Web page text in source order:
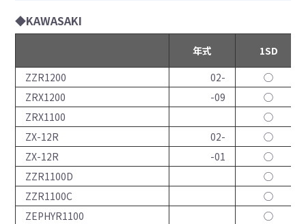
◆KAWASAKI
年式
1SD
ZZR1200
02-
◯
ZRX1200
-09
◯
ZRX1100
◯
ZX-12R
02-
◯
ZX-12R
-01
◯
ZZR1100D
◯
ZZR1100C
◯
ZEPHYR1100
◯